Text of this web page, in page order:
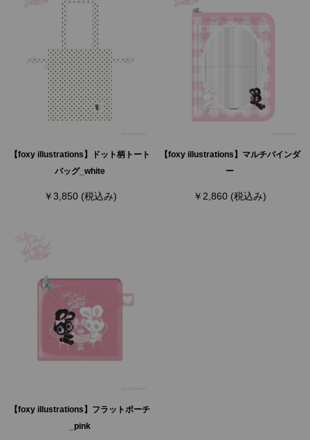
【foxy illustrations】ドット柄トート
バッグ_white
￥3,850 (税込み)
【foxy illustrations】マルチバインダ
ー
￥2,860 (税込み)
【foxy illustrations】フラットポーチ
_pink